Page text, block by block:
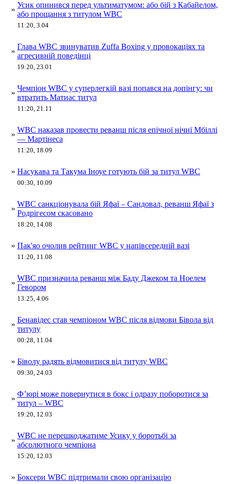
»
Усик опинився перед ультиматумом: або бій з Кабайелом,
або прощання з титулом WBC
11:20, 3.04
»
Глава WBC звинуватив Zuffa Boxing у провокаціях та
агресивній поведінці
19:20, 23.01
»
Чемпіон WBC у суперлегкій вазі попався на допінгу: чи
втратить Матиас титул
11:20, 21.11
»
WBC наказав провести реванш після епічної нічиї Мбіллі
— Мартінеса
11:20, 18.09
» Насукава та Такума Іноуе готують бій за титул WBC
00:30, 10.09
»
WBC санкціонувала бій Яфаї – Сандовал, реванш Яфаї з
Родрігесом скасовано
18:20, 14.08
» Пак'яо очолив рейтинг WBC у напівсередній вазі
11:20, 11.08
»
WBC призначила реванш між Баду Джеком та Ноелем
Гевором
13:25, 4.06
»
Бенавідес став чемпіоном WBC після відмови Бівола від
титулу
00:28, 11.04
» Біволу радять відмовитися від титулу WBC
09:30, 24.03
»
Ф’юрі може повернутися в бокс і одразу поборотися за
титул – WBC
19:20, 12.03
»
WBC не перешкоджатиме Усику у боротьбі за
абсолютного чемпіона
15:20, 12.03
» Боксери WBC підтримали свою організацію